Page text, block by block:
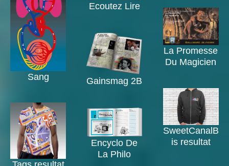
Sang
Ecoutez Lire
La Promesse
Du Magicien
Gainsmag 2B
SweetCanalB
is resultat
Encyclo De
La Philo